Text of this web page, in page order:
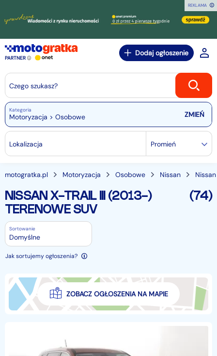
REKLAMA
PARTNER
Dodaj ogłoszenie
Czego szukasz?
Kategoria
Motoryzacja > Osobowe
Lokalizacja Promień
motogratka.pl Motoryzacja Osobowe Nissan
NISSAN X-TRAIL III (2013-)
TERENOWE SUV
(74)
Sortowanie
Domyślne
Jak sortujemy ogłoszenia?
ZOBACZ OGŁOSZENIA NA MAPIE